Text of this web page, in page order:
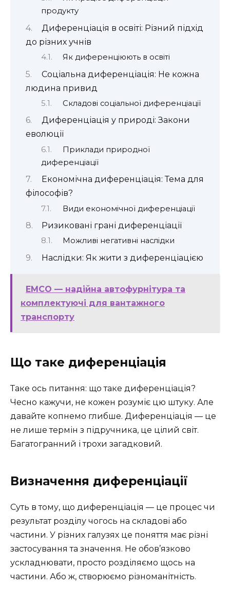
продукту
Диференціація в освіті: Різний підхід
до різних учнів
Як диференціюють в освіті
Соціальна диференціація: Не кожна
людина привид
Складові соціальної диференціації
Диференціація у природі: Закони
еволюції
Приклади природної
диференціації
Економічна диференціація: Тема для
філософів?
Види економічної диференціації
Ризиковані грані диференціації
Можливі негативні наслідки
Наслідки: Як жити з диференціацією
EMCO — надійна автофурнітура та
комплектуючі для вантажного
транспорту
Що таке диференціація
Таке ось питання: що таке диференціація?
Чесно кажучи, не кожен розуміє цю штуку. Але
давайте копнемо глибше. Диференціація — це
не лише термін з підручника, це цілий світ.
Багатогранний і трохи загадковий.
Визначення диференціації
Суть в тому, що диференціація — це процес чи
результат розділу чогось на складові або
частини. У різних галузях це поняття має різні
застосування та значення. Не обов’язково
ускладнювати, просто розділяємо щось на
частини. Або ж, створюємо різноманітність.